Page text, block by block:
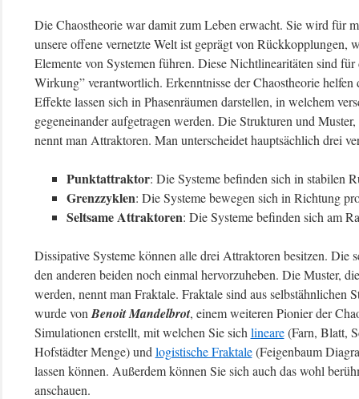
Die Chaostheorie war damit zum Leben erwacht. Sie wird für
unsere offene vernetzte Welt ist geprägt von Rückkopplungen,
Elemente von Systemen führen. Diese Nichtlinearitäten sind
Wirkung” verantwortlich. Erkenntnisse der Chaostheorie helfen
Effekte lassen sich in Phasenräumen darstellen, in welchem
gegeneinander aufgetragen werden. Die Strukturen und
nennt man Attraktoren. Man unterscheidet hauptsächlich drei
Punktattraktor: Die Systeme befinden sich in stabilen
Grenzzyklen: Die Systeme bewegen sich in Richtung
Seltsame Attraktoren: Die Systeme befinden sich am
Dissipative Systeme können alle drei Attraktoren besitzen. Die
den anderen beiden noch einmal hervorzuheben. Die Muster,
werden, nennt man Fraktale. Fraktale sind aus selbstähnlichen
wurde von Benoit Mandelbrot, einem weiteren Pionier der
Simulationen erstellt, mit welchen Sie sich lineare(Farn, Blatt,
Hofstädter Menge) und logistische Fraktale(Feigenbaum
lassen können. Außerdem können Sie sich auch das wohl
anschauen.